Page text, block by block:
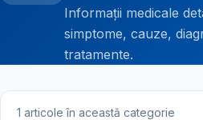
Informații medicale
simptome, cauze,
tratamente.
1 articole în această categorie